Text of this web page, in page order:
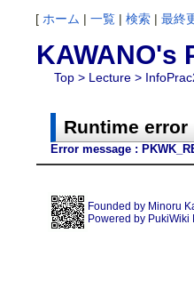
[ ホーム | 一覧| 検索| 最終
KAWANO's
Top > Lecture >
Runtime error
Error message :
Founded by Minoru
Powered by